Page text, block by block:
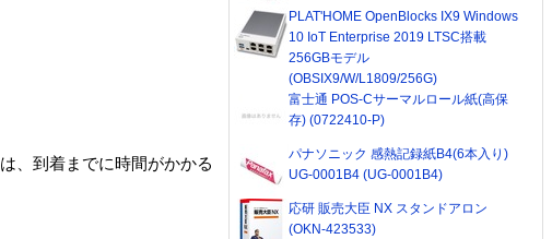
、到着までに時間がかかる
PLAT'HOME OpenBlocks IX9 Windows
10 IoT Enterprise 2019 LTSC搭載
256GBモデル
(OBSIX9/W/L1809/256G)
富士通 POS-Cサーマルロール紙(高保
存) (0722410-P)
パナソニック 感熱記録紙B4(6本入り)
UG-0001B4 (UG-0001B4)
応研 販売大臣 NX スタンドアロン
(OKN-423533)